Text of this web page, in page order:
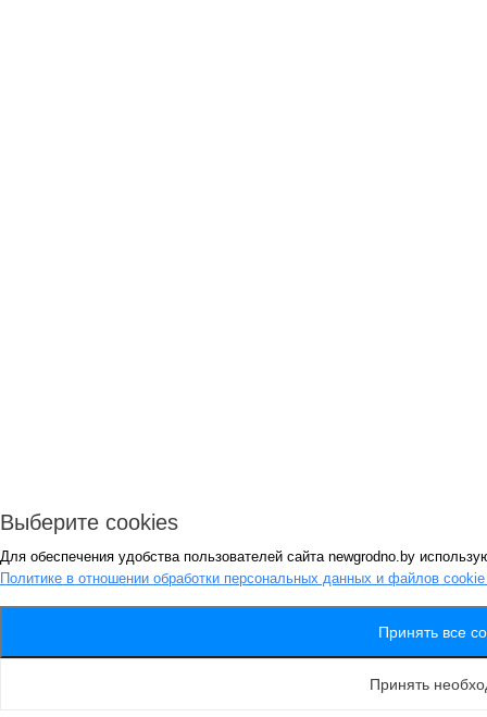
Выберите cookies
Для обеспечения удобства пользователей сайта newgrodno.by
Политике в отношении обработки персональных данных и файлов
Принять все
Принять